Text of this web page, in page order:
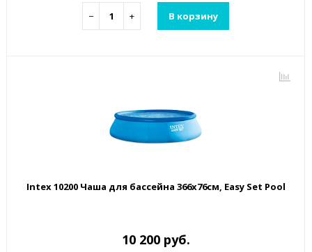
− + В корзину
Intex 10200 Чаша для бассейна 366x76см, Easy Set Pool
10 200 руб.